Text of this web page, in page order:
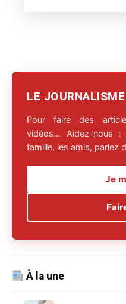
LE
Pour faire des
vidéos… Aidez-nous :
famille, les amis, parlez
Je
À la une